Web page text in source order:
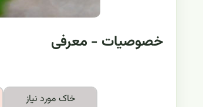
خصوصیات - معرفی
خاک مورد نياز